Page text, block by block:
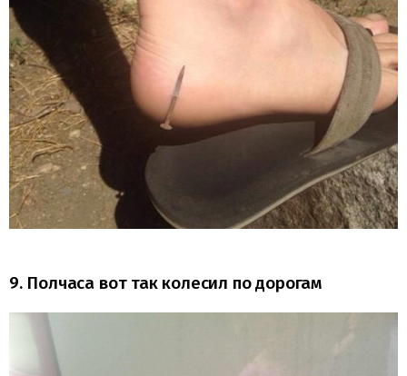
9. Полчаса вот так колесил по дорогам